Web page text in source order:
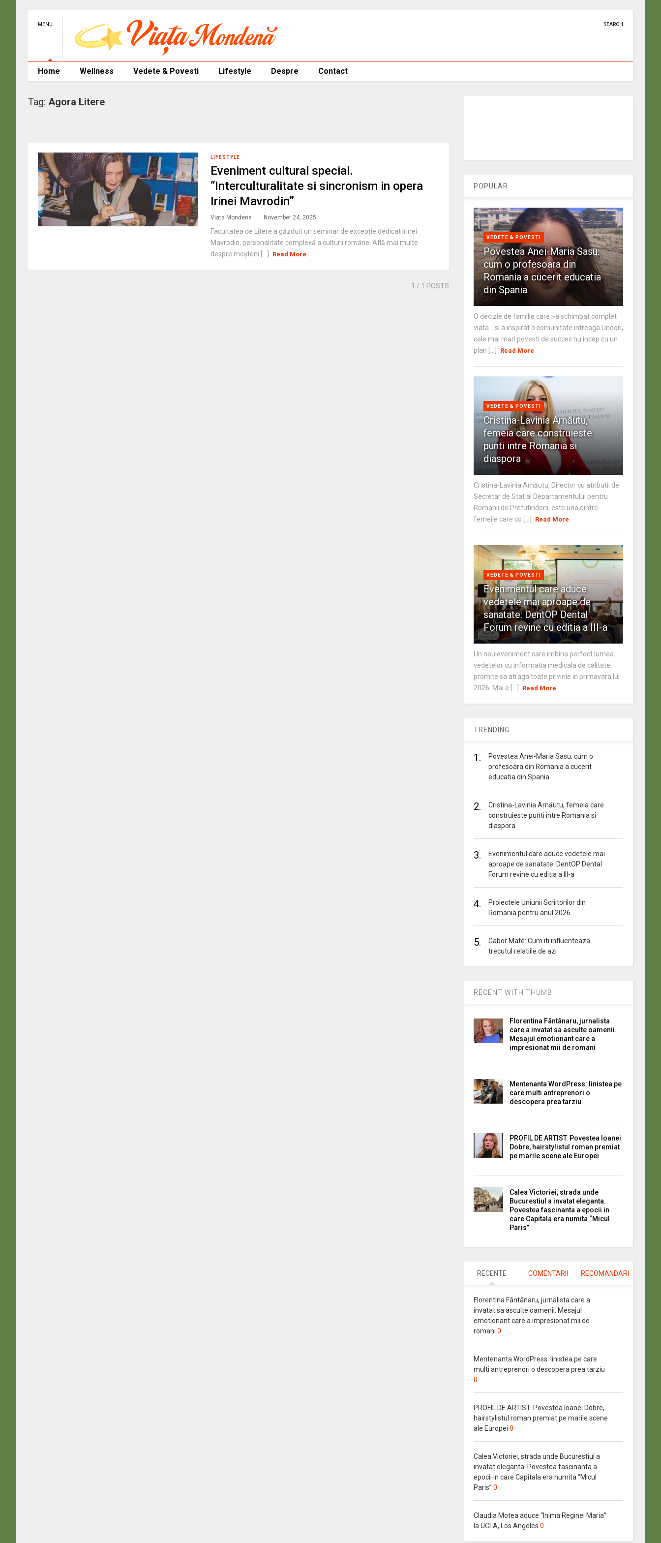
MENU SEARCH
Home Wellness Vedete & Povesti Lifestyle Despre Contact
Tag: Agora Litere
LIFESTYLE
Eveniment cultural special.
“Interculturalitate si sincronism in opera
Irinei Mavrodin”
Viata Mondena November 24, 2025
Facultatea de Litere a găzduit un seminar de excepție dedicat Irinei
Mavrodin, personalitate complexă a culturii române. Află mai multe
despre moșteni [...]
Read More
1 / 1 POSTS
POPULAR
VEDETE & POVESTI
Povestea Anei-Maria Sasu:
cum o profesoara din
Romania a cucerit educatia
din Spania
O decizie de familie care i-a schimbat complet
viata… si a inspirat o comunitate intreaga Uneori,
cele mai mari povesti de succes nu incep cu un
plan [...]
Read More
VEDETE & POVESTI
Cristina-Lavinia Arnăutu,
femeia care construieste
punti intre Romania si
diaspora
Cristina-Lavinia Arnăutu, Director cu atributii de
Secretar de Stat al Departamentului pentru
Romanii de Pretutindeni, este una dintre
femeile care co [...]
Read More
VEDETE & POVESTI
Evenimentul care aduce
vedetele mai aproape de
sanatate: DentOP Dental
Forum revine cu editia a III-a
Un nou eveniment care imbina perfect lumea
vedetelor cu informatia medicala de calitate
promite sa atraga toate privirile in primavara lui
2026. Mai e [...]
Read More
TRENDING
1.
Povestea Anei-Maria Sasu: cum o
profesoara din Romania a cucerit
educatia din Spania
2.
Cristina-Lavinia Arnăutu, femeia care
construieste punti intre Romania si
diaspora
3.
Evenimentul care aduce vedetele mai
aproape de sanatate: DentOP Dental
Forum revine cu editia a III-a
4.
Proiectele Uniunii Scriitorilor din
Romania pentru anul 2026
5.
Gabor Maté: Cum iti influenteaza
trecutul relatiile de azi
RECENT WITH THUMB
Florentina Fântânaru, jurnalista
care a invatat sa asculte oamenii.
Mesajul emotionant care a
impresionat mii de romani
Mentenanta WordPress: linistea pe
care multi antreprenori o
descopera prea tarziu
PROFIL DE ARTIST. Povestea Ioanei
Dobre, hairstylistul roman premiat
pe marile scene ale Europei
Calea Victoriei, strada unde
Bucurestiul a invatat eleganta.
Povestea fascinanta a epocii in
care Capitala era numita “Micul
Paris”
RECENTE COMENTARII RECOMANDARI
Florentina Fântânaru, jurnalista care a
invatat sa asculte oamenii. Mesajul
emotionant care a impresionat mii de
romani 0
Mentenanta WordPress: linistea pe care
multi antreprenori o descopera prea tarziu
0
PROFIL DE ARTIST. Povestea Ioanei Dobre,
hairstylistul roman premiat pe marile scene
ale Europei 0
Calea Victoriei, strada unde Bucurestiul a
invatat eleganta. Povestea fascinanta a
epocii in care Capitala era numita “Micul
Paris” 0
Claudia Motea aduce “Inima Reginei Maria”
la UCLA, Los Angeles 0